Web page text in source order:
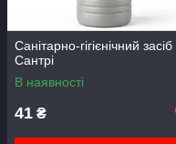
Санітарно-гігієнічний засіб
Сантрі
В наявності
41 ₴